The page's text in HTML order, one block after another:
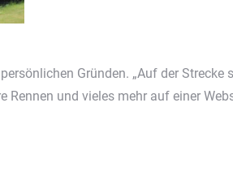
Gründen. „Auf der Strecke
und vieles mehr auf einer